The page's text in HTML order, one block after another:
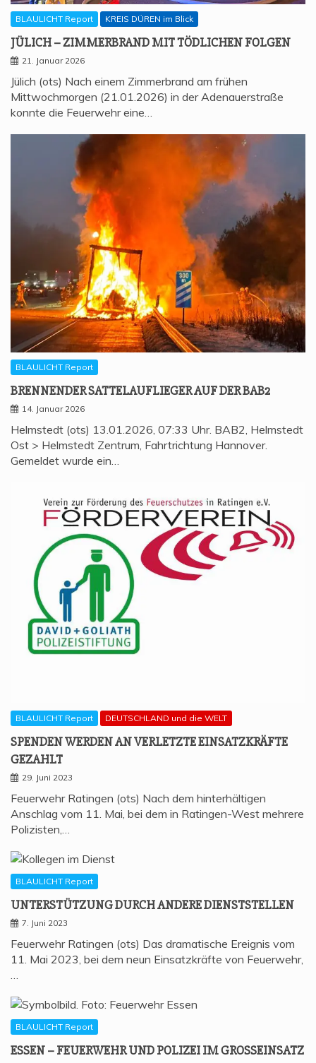
BLAULICHT Report KREIS DÜREN im Blick
JÜLICH – ZIM­MER­BRAND MIT TÖD­LI­CHEN FOLGEN
21. Januar 2026
Jülich (ots) Nach einem Zimmerbrand am frühen
Mittwochmorgen (21.01.2026) in der Adenauerstraße
konnte die Feuerwehr eine…
BLAULICHT Report
BREN­NEN­DER SAT­TEL­AUF­LIE­GER AUF DER BAB2
14. Januar 2026
Helmstedt (ots) 13.01.2026, 07:33 Uhr. BAB2, Helmstedt
Ost > Helmstedt Zentrum, Fahrtrichtung Hannover.
Gemeldet wurde ein…
BLAULICHT Report DEUTSCHLAND und die WELT
SPEN­DEN WER­DEN AN VER­LETZ­TE EIN­SATZ­KRÄF­TE
GEZAHLT
29. Juni 2023
Feuerwehr Ratingen (ots) Nach dem hinterhältigen
Anschlag vom 11. Mai, bei dem in Ratingen-West mehrere
Polizisten,…
BLAULICHT Report
UNTER­STÜT­ZUNG DURCH ANDE­RE DIENSTSTELLEN
7. Juni 2023
Feuerwehr Ratingen (ots) Das dramatische Ereignis vom
11. Mai 2023, bei dem neun Einsatzkräfte von Feuerwehr,
…
BLAULICHT Report
ESSEN – FEU­ER­WEHR UND POLI­ZEI IM GROSSEINSATZ